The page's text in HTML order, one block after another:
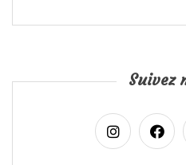
Suivez